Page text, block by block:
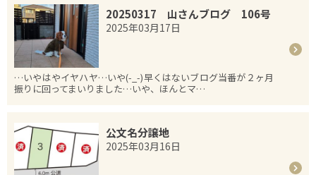
20250317 山さんブログ 106号
2025年03月17日
…いやはやイヤハヤ…いや(-_-)早くはないブログ当番が２ヶ月
振りに回ってまいりました…いや、ほんとマ…
公文名分譲地
2025年03月16日